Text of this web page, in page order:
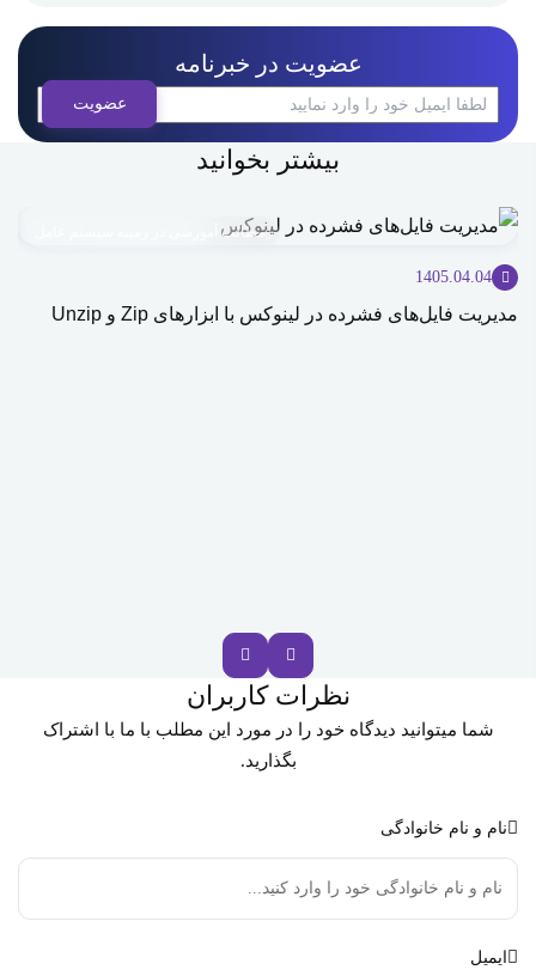
عضویت در خبرنامه
بیشتر بخوانید
مطالب آموزشی در زمینه سیستم عامل
1405.04.04
مدیریت فایل‌های فشرده در لینوکس با ابزارهای Zip و Unzip
نظرات کاربران
شما میتوانید دیدگاه خود را در مورد این مطلب با ما با اشتراک
بگذارید.
نام و نام خانوادگی
ایمیل